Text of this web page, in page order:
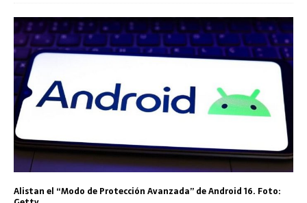
Alistan el “Modo de Protección Avanzada” de Android 16. Foto: